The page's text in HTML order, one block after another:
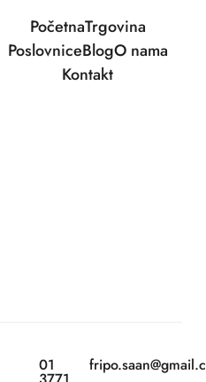
PočetnaTrgovina
PoslovniceBlogO nama
Kontakt
01